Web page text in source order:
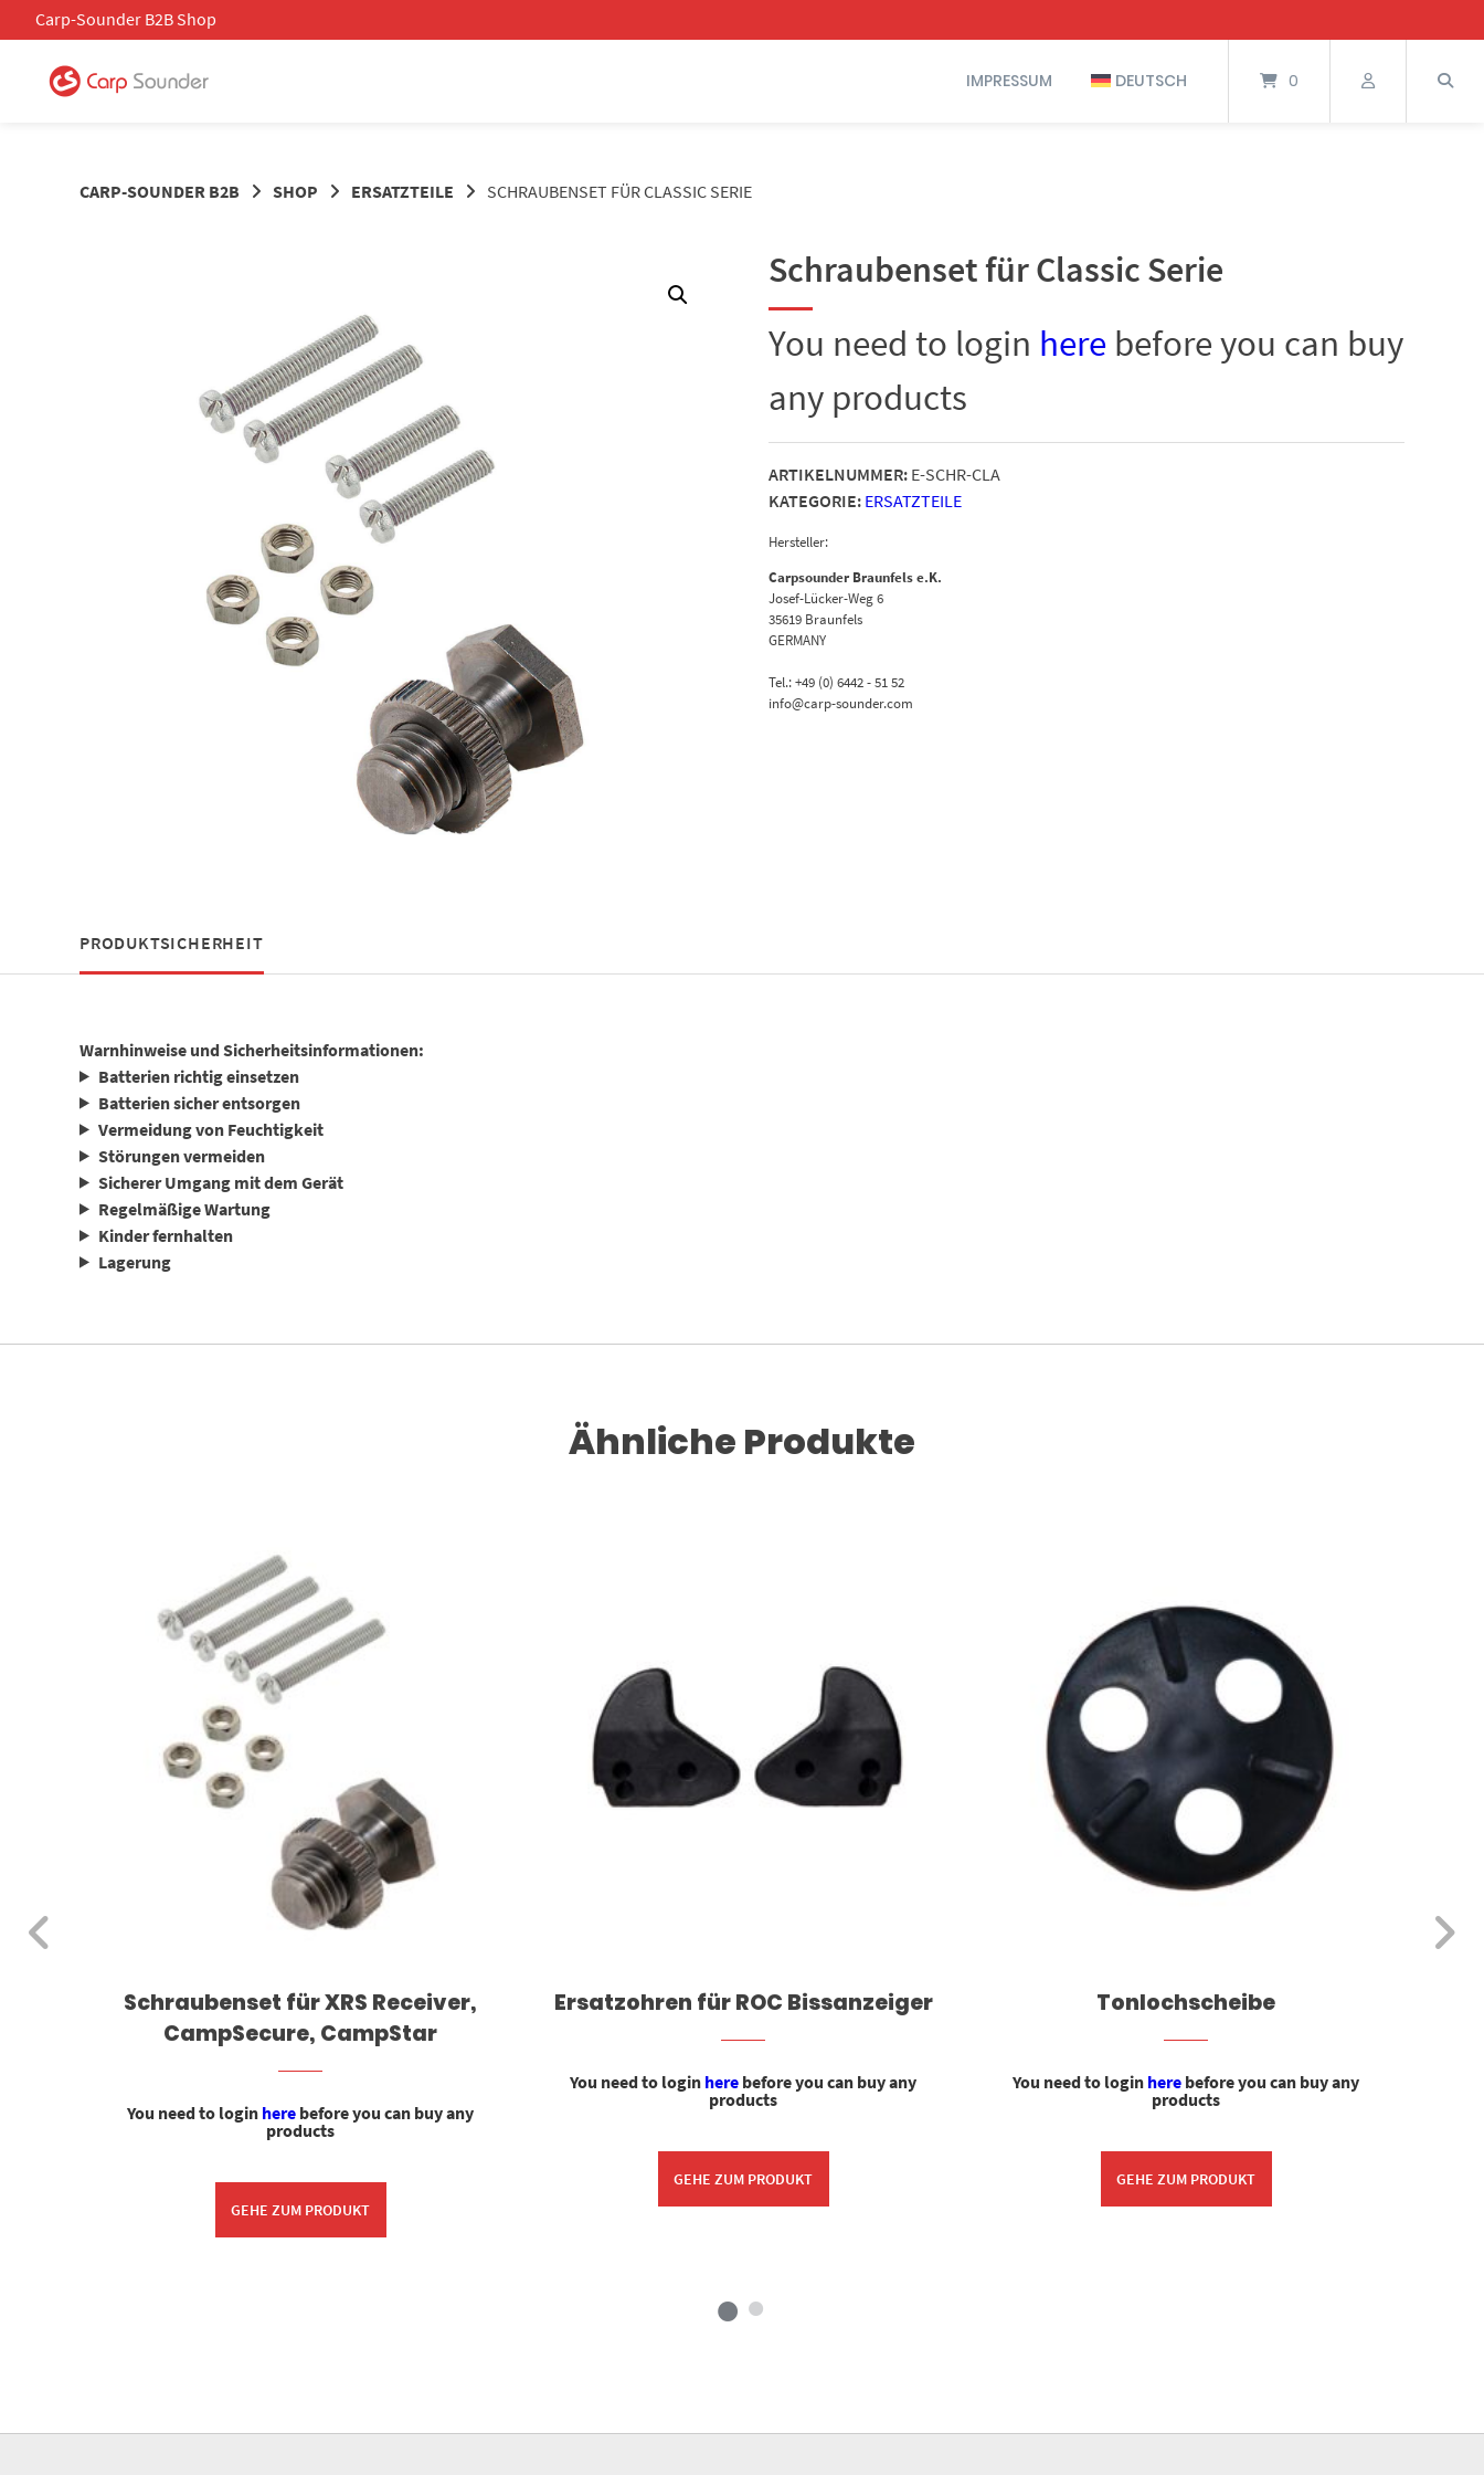
Springe
zum
Carp-Sounder B2B Shop
IMPRESSUM DEUTSCH 0
CARP-SOUNDER B2B SHOP ERSATZTEILE SCHRAUBENSET FÜR CLASSIC SERIE
Schraubenset für Classic Serie
You need to login here before you can buy
any products
ARTIKELNUMMER: E-SCHR-CLA
KATEGORIE: ERSATZTEILE
Hersteller:
Carpsounder Braunfels e.K.
Josef-Lücker-Weg 6
35619 Braunfels
GERMANY
Tel.: +49 (0) 6442 - 51 52
info@carp-sounder.com
PRODUKTSICHERHEIT
Warnhinweise und Sicherheitsinformationen:
Batterien richtig einsetzen
Batterien sicher entsorgen
Vermeidung von Feuchtigkeit
Störungen vermeiden
Sicherer Umgang mit dem Gerät
Regelmäßige Wartung
Kinder fernhalten
Lagerung
Ähnliche Produkte
Schraubenset für XRS Receiver,
CampSecure, CampStar
You need to login here before you can buy any
products
GEHE ZUM PRODUKT
Ersatzohren für ROC Bissanzeiger
You need to login here before you can buy any
products
GEHE ZUM PRODUKT
Tonlochscheibe
You need to login here before you can buy any
products
GEHE ZUM PRODUKT